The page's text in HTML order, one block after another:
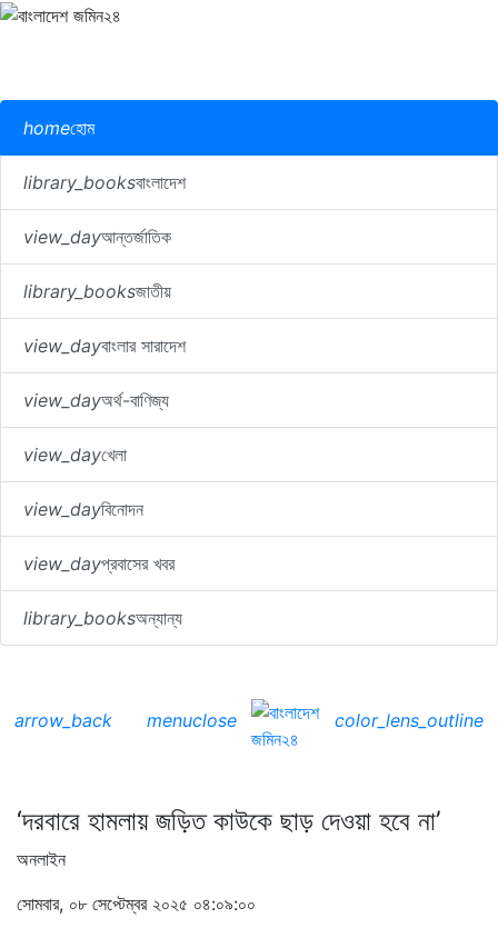
homeহোম
library_booksবাংলাদেশ
view_dayআন্তর্জাতিক
library_booksজাতীয়
view_dayবাংলার সারাদেশ
view_dayঅর্থ-বাণিজ্য
view_dayখেলা
view_dayবিনোদন
view_dayপ্রবাসের খবর
library_booksঅন্যান্য
arrow_back menuclose color_lens_outline
‘দরবারে হামলায় জড়িত কাউকে ছাড় দেওয়া হবে না’
অনলাইন
সোমবার, ০৮ সেপ্টেম্বর ২০২৫ ০৪:০৯:০০